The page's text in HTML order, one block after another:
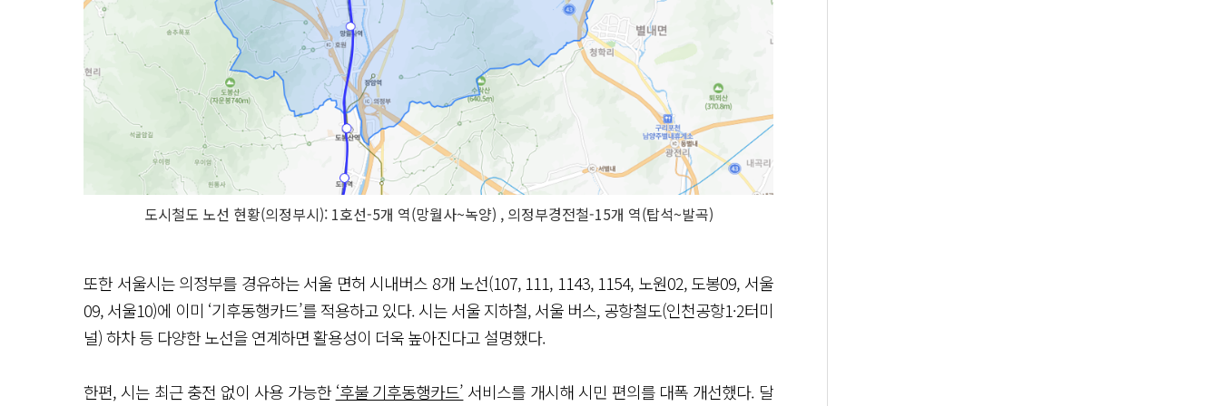
도시철도 노선 현황(의정부시): 1호선-5개 역(망월사~녹양) , 의정부경전철-15개 역(탑석~발곡)
또한 서울시는 의정부를 경유하는 서울 면허 시내버스 8개 노선(107, 111, 1143, 1154, 노원02, 도봉09, 서울
09, 서울10)에 이미 ‘기후동행카드’를 적용하고 있다. 시는 서울 지하철, 서울 버스, 공항철도(인천공항1·2터미
널) 하차 등 다양한 노선을 연계하면 활용성이 더욱 높아진다고 설명했다.
한편, 시는 최근 충전 없이 사용 가능한 ‘후불 기후동행카드’ 서비스를 개시해 시민 편의를 대폭 개선했다. 달